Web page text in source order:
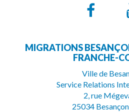
Lien
le
MIGRATIONS
FRANCHE-
Ville de
Service Relations
2, rue
25034